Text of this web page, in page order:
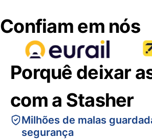
Confiam em nós
Porquê deixar
com a Stasher
Milhões de malas
segurança